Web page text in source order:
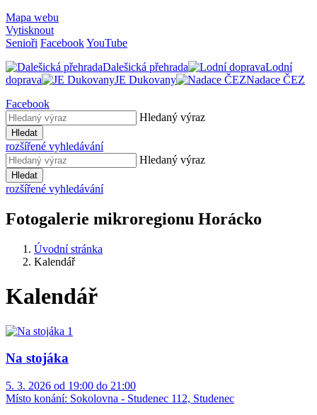
Mapa webu
Vytisknout
Senioři FacebookYouTube
Dalešická přehrada
Lodní
doprava
JE Dukovany
Nadace ČEZ
Facebook
Hledaný výraz
Hledat
rozšířené vyhledávání
Hledaný výraz
Hledat
rozšířené vyhledávání
Fotogalerie mikroregionu Horácko
Úvodní stránka
Kalendář
Kalendář
Na stojáka
5. 3. 2026 od 19:00 do 21:00
Místo konání: Sokolovna - Studenec 112, Studenec